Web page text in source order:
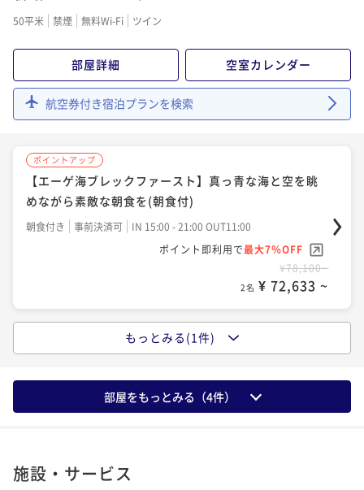
50平米 禁煙 無料Wi-Fi ツイン
部屋詳細 空室カレンダー
航空券付き宿泊プランを検索
ポイントアップ
【エーゲ海ブレックファースト】真っ青な海と空を眺
めながら素敵な朝食を(朝食付)
朝食付き 事前決済可
IN 15:00 - 21:00 OUT11:00
ポイント即利用で最大7％OFF
¥78,100~
2名 ¥ 72,633 ~
【シェフのおまかせディナーコース】心を満たす極上
イタリアンで贅沢なひとときを（2食付）
事前決済可
IN 15:00 - 17:00 OUT11:00
もっとみる(1件)
部屋をもっとみる（4件）
施設・サービス